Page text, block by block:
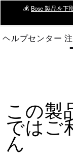
Main
💰 Bose 製品を
ヘルプセンター
この製
ではご
ん